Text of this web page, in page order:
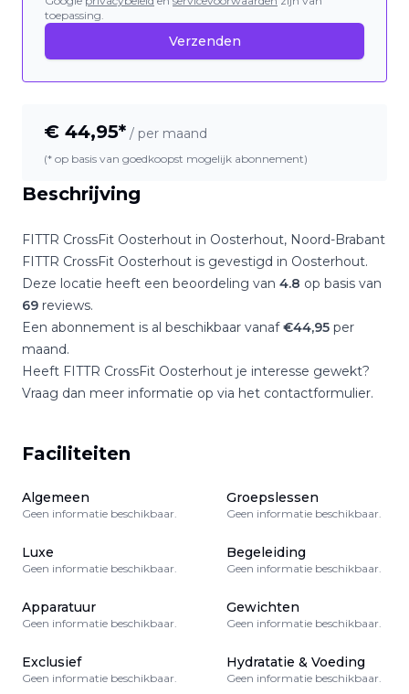
Beschrijving
FITTR CrossFit Oosterhout in Oosterhout, Noord-Brabant
FITTR CrossFit Oosterhout is gevestigd in Oosterhout.
Deze locatie heeft een beoordeling van 4.8 op basis van
69 reviews.
Een abonnement is al beschikbaar vanaf€44,95 per
maand.
Heeft FITTR CrossFit Oosterhout je interesse gewekt?
Vraag dan meer informatie op via het contactformulier.
Faciliteiten
Algemeen
Geen informatie beschikbaar.
Groepslessen
Geen informatie beschikbaar.
Luxe
Geen informatie beschikbaar.
Begeleiding
Geen informatie beschikbaar.
Apparatuur
Geen informatie beschikbaar.
Gewichten
Geen informatie beschikbaar.
Exclusief
Geen informatie beschikbaar.
Hydratatie & Voeding
Geen informatie beschikbaar.
toepassing.
Verzenden
€ 44,95* / per maand
(* op basis van goedkoopst mogelijk abonnement)